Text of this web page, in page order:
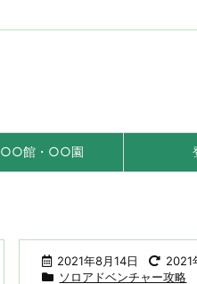
○○館・○○園
2021年8月14日
2021
ソロアドベンチャー攻略